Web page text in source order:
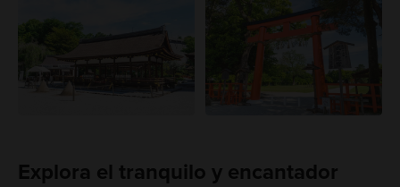
Explora el tranquilo y encantador